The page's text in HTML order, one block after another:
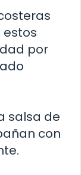
estos
por
salsa de
con